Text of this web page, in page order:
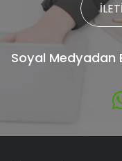
Soyal Medyadan